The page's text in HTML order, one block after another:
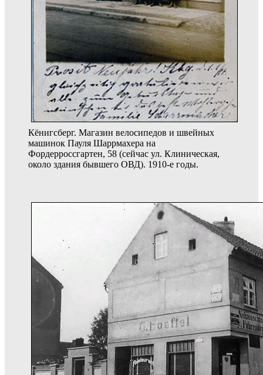
Кёнигсберг. Магазин велосипедов и швейных
машинок Пауля Шаррмахера на
Фордерроссгартен, 58 (сейчас ул. Клиническая,
около здания бывшего ОВД). 1910-е годы.